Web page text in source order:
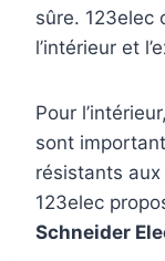
sûre. 123elec
l’intérieur et
Pour
sont
résistants
123elec
Schneider